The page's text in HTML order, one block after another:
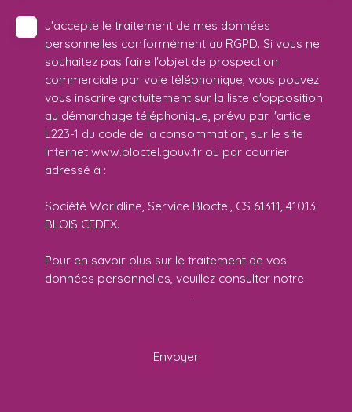
J'accepte le traitement de mes données
personnelles conformément au RGPD. Si vous ne
souhaitez pas faire l'objet de prospection
commerciale par voie téléphonique, vous pouvez
vous inscrire gratuitement sur la liste d'opposition
au démarchage téléphonique, prévu par l'article
L223-1 du code de la consommation, sur le site
Internet www.bloctel.gouv.fr ou par courrier
adressé à :
Société Worldline, Service Bloctel, CS 61311, 41013
BLOIS CEDEX.
Pour en savoir plus sur le traitement de vos
données personnelles, veuillez consulter notre
.
Envoyer